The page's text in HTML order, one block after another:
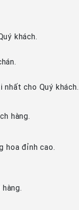
khách.
cho Quý khách.
hàng.
hoa đỉnh cao.